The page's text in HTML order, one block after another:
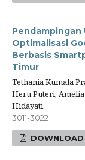
Pendampingan
Optimalisasi
Berbasis
Timur
Tethania Kumala
Heru Puteri,
Hidayati
3011-3022